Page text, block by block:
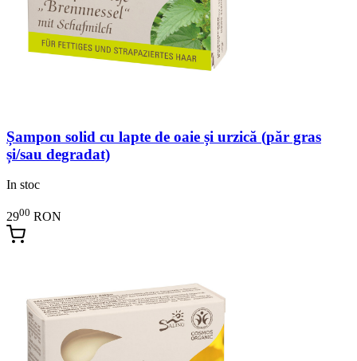
Șampon solid cu lapte de oaie și urzică (păr gras
și/sau degradat)
In stoc
2900 RON